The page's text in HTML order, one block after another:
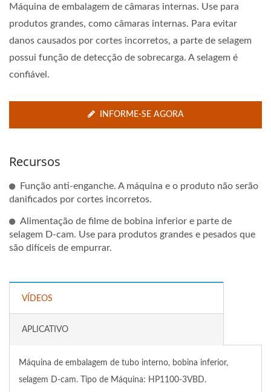
Máquina de embalagem de câmaras internas. Use para
produtos grandes, como câmaras internas. Para evitar
danos causados por cortes incorretos, a parte de selagem
possui função de detecção de sobrecarga. A selagem é
confiável.
INFORME-SE AGORA
Recursos
Função anti-enganche. A máquina e o produto não serão
danificados por cortes incorretos.
Alimentação de filme de bobina inferior e parte de
selagem D-cam. Use para produtos grandes e pesados que
são difíceis de empurrar.
VÍDEOS
APLICATIVO
Máquina de embalagem de tubo interno, bobina inferior,
selagem D-cam. Tipo de Máquina: HP1100-3VBD.